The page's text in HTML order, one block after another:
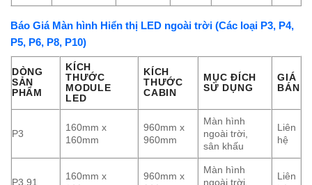
Báo Giá Màn hình Hiển thị LED ngoài trời (Các loại P3, P4,
P5, P6, P8, P10)
DÒNG
SẢN
PHẨM
KÍCH
THƯỚC
MODULE
LED
KÍCH
THƯỚC
CABIN
MỤC ĐÍCH
SỬ DỤNG
GIÁ
BÁN
P3
160mm x
160mm
960mm x
960mm
Màn hình
ngoài trời,
sân khấu
Liên
hệ
P3.91
160mm x
960mm x
Màn hình
ngoài trời,
Liên